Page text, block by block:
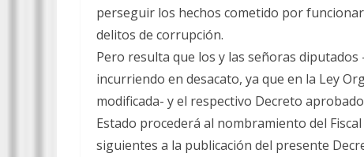
perseguir los hechos cometido por
delitos de corrupción.
Pero resulta que los y las señoras
incurriendo en desacato, ya que en la Ley
modificada- y el respectivo Decreto
Estado procederá al nombramiento del
siguientes a la publicación del presente